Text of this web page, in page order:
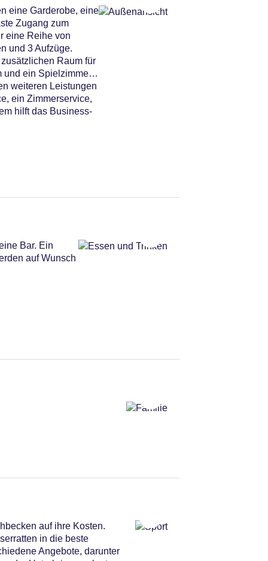
eine Garderobe, eine
Zugang zum
eine Reihe von
und 3 Aufzüge.
Raum für
und ein Spielzimmer.
weiteren Leistungen
ein Zimmerservice,
hilft das Business-
Bar. Ein
auf Wunsch
auf ihre Kosten.
in die beste
Angebote, darunter